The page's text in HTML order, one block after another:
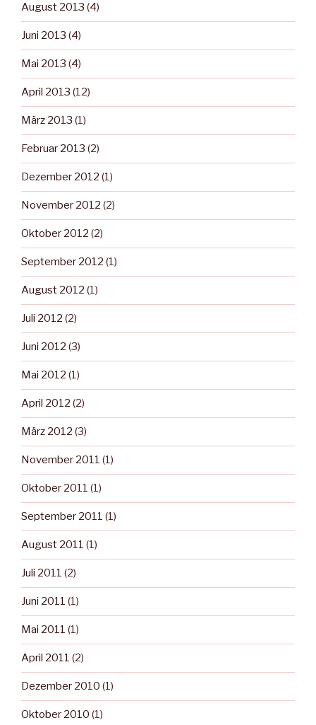
August 2013 (4)
Juni 2013 (4)
Mai 2013 (4)
April 2013 (12)
März 2013 (1)
Februar 2013 (2)
Dezember 2012 (1)
November 2012 (2)
Oktober 2012 (2)
September 2012 (1)
August 2012 (1)
Juli 2012 (2)
Juni 2012 (3)
Mai 2012 (1)
April 2012 (2)
März 2012 (3)
November 2011 (1)
Oktober 2011 (1)
September 2011 (1)
August 2011 (1)
Juli 2011 (2)
Juni 2011 (1)
Mai 2011 (1)
April 2011 (2)
Dezember 2010 (1)
Oktober 2010 (1)